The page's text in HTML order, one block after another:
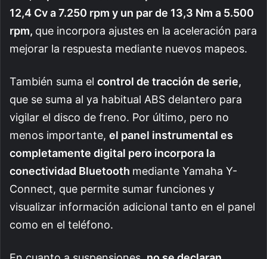
12,4 Cv a 7.250 rpm y un par de 13,3 Nm a 5.500
rpm, que incorpora ajustes en la aceleración para
mejorar la respuesta mediante nuevos mapeos.
También suma el control de tracción de serie,
que se suma al ya habitual ABS delantero para
vigilar el disco de freno. Por último, pero no
menos importante, el panel instrumental es
completamente digital pero incorpora la
conectividad Bluetooth mediante Yamaha Y-
Connect, que permite sumar funciones y
visualizar información adicional tanto en el panel
como en el teléfono.